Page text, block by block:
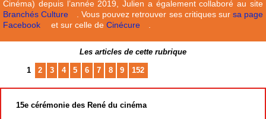
Cinéma) depuis l’année 2019, Julien a également collaboré au site
Branchés Culture
. Vous pouvez retrouver ses critiques sur sa page
Facebook
et sur celle de Cinécure
Les articles de cette rubrique
1 2 3 4 5 6 7 8 9 152
15e cérémonie des René du cinéma